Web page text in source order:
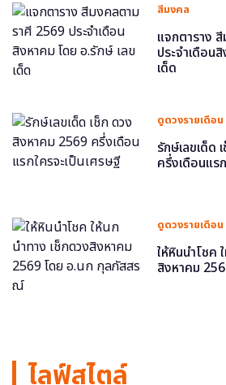
สีมงคล
แจกตาราง
ประจำเดือน
เด็ด
ดูดวงรายเดือน
รักษ์เลขเด็ด
ครึ่งเดือนแร
ดูดวงรายเดือน
ให้หินนำโชค
สิงหาคม
ไลฟ์สไตล์